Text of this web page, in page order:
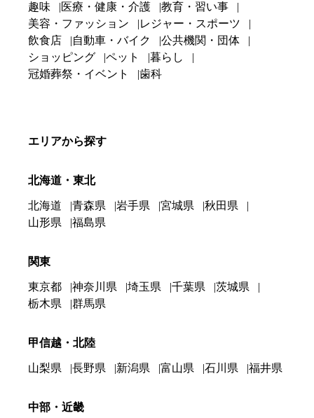
趣味
医療・健康・介護
教育・習い事
美容・ファッション
レジャー・スポーツ
飲食店
自動車・バイク
公共機関・団体
ショッピング
ペット
暮らし
冠婚葬祭・イベント
歯科
エリアから探す
北海道・東北
北海道 青森県 岩手県 宮城県
秋田県
山形県
福島県
関東
東京都 神奈川県 埼玉県 千葉県
茨城県
栃木県
群馬県
甲信越・北陸
山梨県 長野県 新潟県 富山県 石川県 福井県
中部・近畿